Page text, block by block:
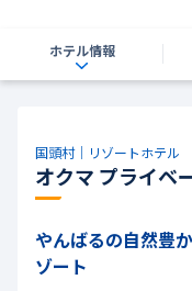
ホテル情報
国頭村｜リゾートホテル
オクマ プライベ
やんばるの自然豊
ゾート